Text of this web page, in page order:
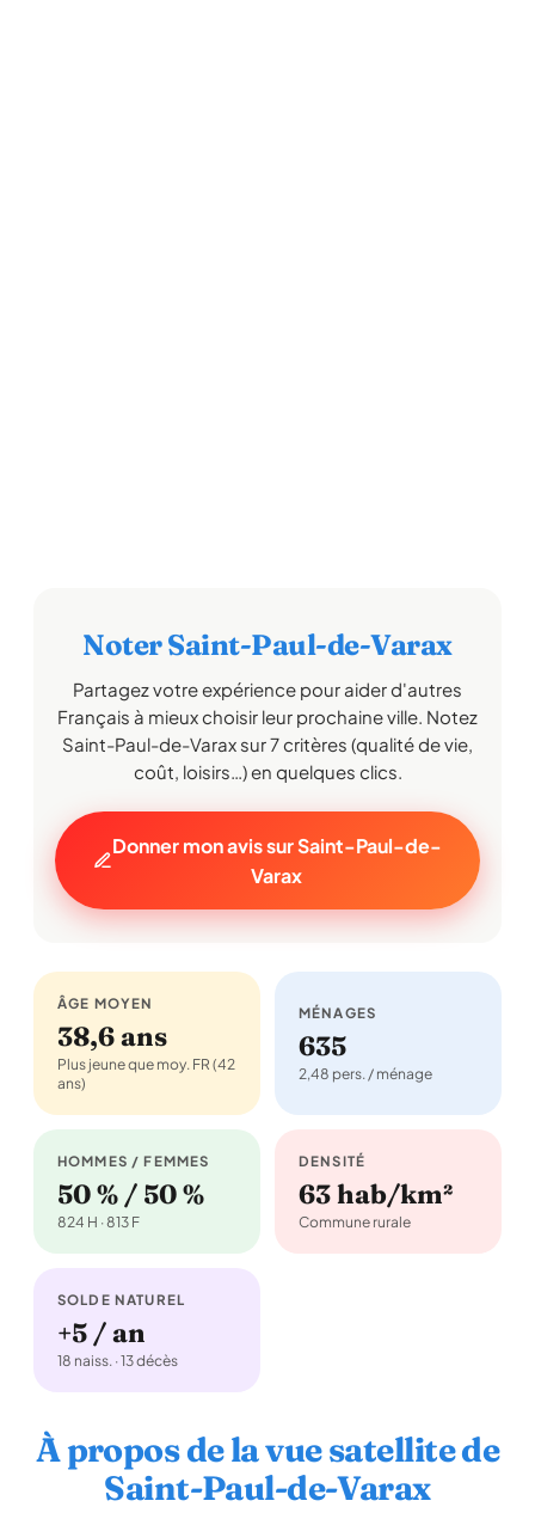
Noter Saint-Paul-de-Varax
Partagez votre expérience pour aider d'autres
Français à mieux choisir leur prochaine ville. Notez
Saint-Paul-de-Varax sur 7 critères (qualité de vie,
coût, loisirs…) en quelques clics.
Donner mon avis sur Saint-Paul-de-
Varax
ÂGE MOYEN
38,6 ans
Plus jeune que moy. FR (42
ans)
MÉNAGES
635
2,48 pers. / ménage
HOMMES / FEMMES
50 % / 50 %
824 H · 813 F
DENSITÉ
63 hab/km²
Commune rurale
SOLDE NATUREL
+5 / an
18 naiss. · 13 décès
À propos de la vue satellite de
Saint-Paul-de-Varax